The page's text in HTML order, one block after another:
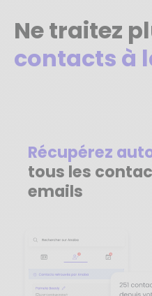
Ne traitez
contacts à
Récupérez
tous les
emails